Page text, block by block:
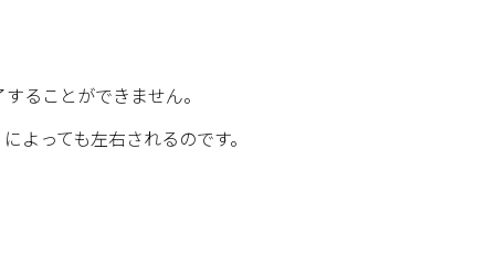
ることができません。
よっても左右されるのです。